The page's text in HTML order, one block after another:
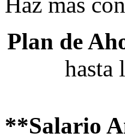
Plan de
hasta
**Salario